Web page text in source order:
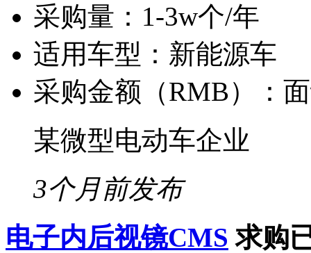
采购量： 1-3w个/年
适用车型： 新能源车
采购金额（RMB）：
某微型电动车企业
3个月前发布
电子内后视镜CMS 求购